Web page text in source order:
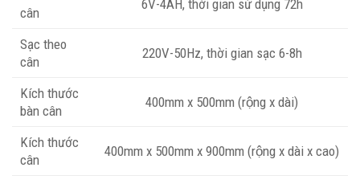
cân
6V-4AH, thời gian sử dụng 72h
Sạc theo
cân
220V-50Hz, thời gian sạc 6-8h
Kích thước
bàn cân
400mm x 500mm (rộng x dài)
Kích thước
cân
400mm x 500mm x 900mm (rộng x dài x cao)